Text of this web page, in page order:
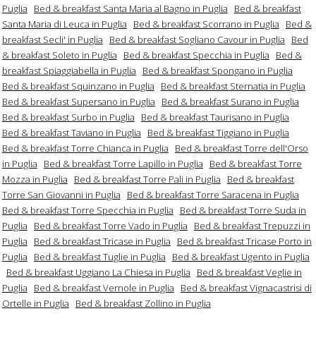
Puglia
Bed & breakfast Santa Maria al Bagno in Puglia
Bed & breakfast
Santa Maria di Leuca in Puglia
Bed & breakfast Scorrano in Puglia
Bed &
breakfast Secli' in Puglia
Bed & breakfast Sogliano Cavour in Puglia
Bed
& breakfast Soleto in Puglia
Bed & breakfast Specchia in Puglia
Bed &
breakfast Spiaggiabella in Puglia
Bed & breakfast Spongano in Puglia
Bed & breakfast Squinzano in Puglia
Bed & breakfast Sternatia in Puglia
Bed & breakfast Supersano in Puglia
Bed & breakfast Surano in Puglia
Bed & breakfast Surbo in Puglia
Bed & breakfast Taurisano in Puglia
Bed & breakfast Taviano in Puglia
Bed & breakfast Tiggiano in Puglia
Bed & breakfast Torre Chianca in Puglia
Bed & breakfast Torre dell'Orso
in Puglia
Bed & breakfast Torre Lapillo in Puglia
Bed & breakfast Torre
Mozza in Puglia
Bed & breakfast Torre Pali in Puglia
Bed & breakfast
Torre San Giovanni in Puglia
Bed & breakfast Torre Saracena in Puglia
Bed & breakfast Torre Specchia in Puglia
Bed & breakfast Torre Suda in
Puglia
Bed & breakfast Torre Vado in Puglia
Bed & breakfast Trepuzzi in
Puglia
Bed & breakfast Tricase in Puglia
Bed & breakfast Tricase Porto in
Puglia
Bed & breakfast Tuglie in Puglia
Bed & breakfast Ugento in Puglia
Bed & breakfast Uggiano La Chiesa in Puglia
Bed & breakfast Veglie in
Puglia
Bed & breakfast Vernole in Puglia
Bed & breakfast Vignacastrisi di
Ortelle in Puglia
Bed & breakfast Zollino in Puglia